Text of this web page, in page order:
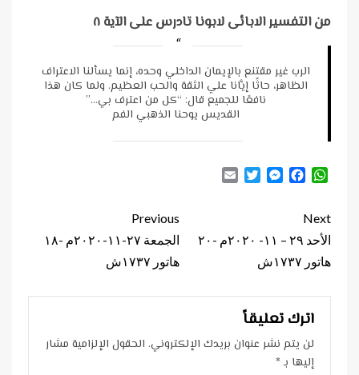
من التفسير الابائى لابونا تادرس على الآية ٨
الرب غير مقتنع بالإيمان الداخلي وحده، إنما يسألنا الاعتراف
الظاهر، حاثًا إيَّانا علي الثقة والحب العظيم. ولما كان هذا
نافعًا للجميع قال: “كل من اعترف بي…”
القديس يوحنا الذهبي الفم
WhatsApp
Facebook
Messenger
Twitter
Continue
Reading
Previous
الجمعة ٢٧-١١-٢٠٢٠م -١٨
هاتور ١٧٣٧ش
Next
الأحد ٢٩ – ١١- ٢٠٢٠م -٢٠
هاتور ١٧٣٧ش
اترك تعليقاً
لن يتم نشر عنوان بريدك الإلكتروني. الحقول الإلزامية مشار
إليها بـ*